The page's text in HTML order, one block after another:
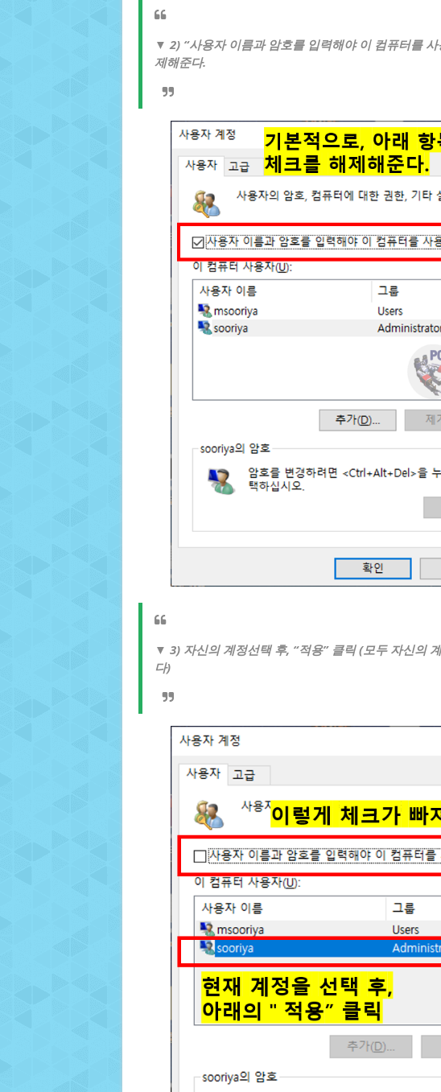
▼ 2) “사용자 이름과 암호를 입력해야 이 컴퓨터를
제해준다.
▼ 3) 자신의 계정선택 후, “적용” 클릭 (모두 자신의
다)